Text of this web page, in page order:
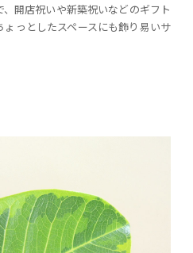
開店祝いや新築祝いなどのギフト
っとしたスペースにも飾り易いサ